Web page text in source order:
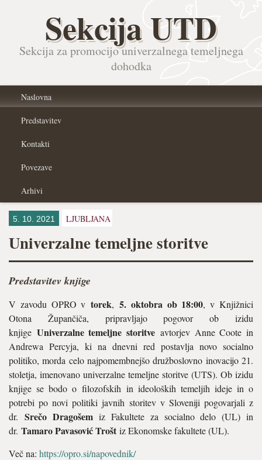
Sekcija UTD
Sekcija za promocijo univerzalnega temeljnega
dohodka
Naslovna
Predstavitev
Kontakti
Povezave
Arhivi
5. 10. 2021 LJUBLJANA
Univerzalne temeljne storitve
Predstavitev knjige
V zavodu OPRO vtorek,5. oktobra ob 18:00, v Knjižnici
Otona Župančiča, pripravljajo pogovor ob izidu
knjige Univerzalne temeljne storitve avtorjev Anne Coote in
Andrewa Percyja, ki na dnevni red postavlja novo socialno
politiko, morda celo najpomembnejšo družboslovno inovacijo 21.
stoletja, imenovano univerzalne temeljne storitve (UTS). Ob izidu
knjige se bodo o filozofskih in ideoloških temeljih ideje in o
potrebi po novi politiki javnih storitev v Sloveniji pogovarjali z
dr. Srečo Dragošemiz Fakultete za socialno delo (UL) in
dr. Tamaro Pavasović Trošt iz Ekonomske fakultete (UL).
Več na: https://opro.si/napovednik/